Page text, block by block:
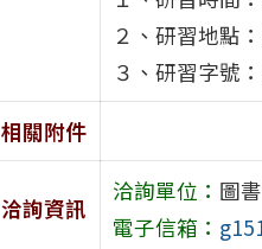
２、研習地點
３、研習字號
相關附件
洽詢資訊
洽詢單位： 圖
電子信箱：